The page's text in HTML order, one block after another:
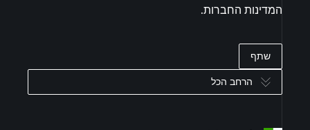
המדינות החברות.
שתף
הרחב הכל